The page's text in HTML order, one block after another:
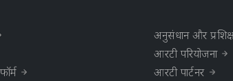
अनुसंधान और
आरटी परियोजना
आरटी पार्टनर